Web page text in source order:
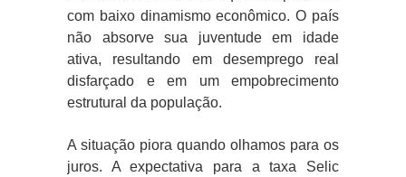
com baixo dinamismo econômico. O país
não absorve sua juventude em idade
ativa, resultando em desemprego real
disfarçado e em um empobrecimento
estrutural da população.
A situação piora quando olhamos para os
juros. A expectativa para a taxa Selic